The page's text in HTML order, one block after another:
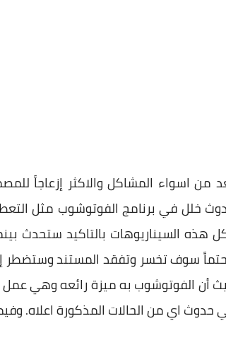
من اسواء المشاكل والاكثر إزعاجاً
خلل في برنامج الفوتوشوب مثل
سوف تخسر وتفقد المستند وستضطر
أن الفوتوشوب به ميزة رائعه وهي
حدوث اي من الحالات المذكورة اعلاه.